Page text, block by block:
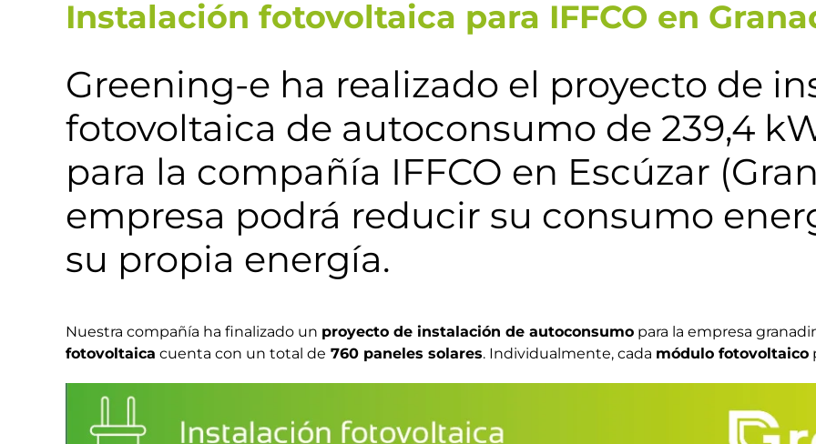
Instalación fotovoltaica para IFFCO en
Greening-e ha realizado el proyecto de
fotovoltaica de autoconsumo de 239,4
para la compañía IFFCO en Escúzar
empresa podrá reducir su consumo
su propia energía.
Nuestra compañía ha finalizado un proyecto de instalación de autoconsumo para la empresa
fotovoltaica cuenta con un total de 760 paneles solares. Individualmente, cada módulo fotovoltaico